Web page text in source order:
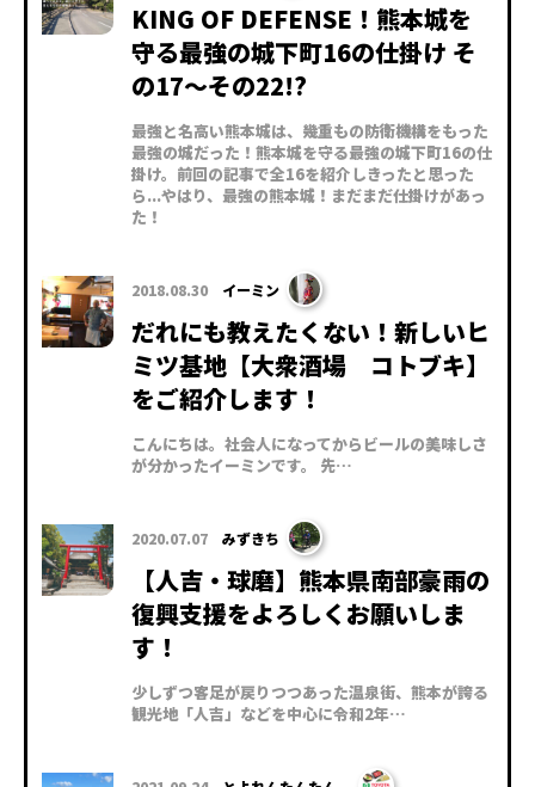
KING OF DEFENSE！熊本城を
守る最強の城下町16の仕掛け そ
の17～その22!?
最強と名高い熊本城は、幾重もの防衛機構をもった
最強の城だった！熊本城を守る最強の城下町16の仕
掛け。前回の記事で全16を紹介しきったと思った
ら...やはり、最強の熊本城！まだまだ仕掛けがあっ
た！
2018.08.30 イーミン
だれにも教えたくない！新しいヒ
ミツ基地【大衆酒場 コトブキ】
をご紹介します！
こんにちは。社会人になってからビールの美味しさ
が分かったイーミンです。 先…
2020.07.07 みずきち
【人吉・球磨】熊本県南部豪雨の
復興支援をよろしくお願いしま
す！
少しずつ客足が戻りつつあった温泉街、熊本が誇る
観光地「人吉」などを中心に令和2年…